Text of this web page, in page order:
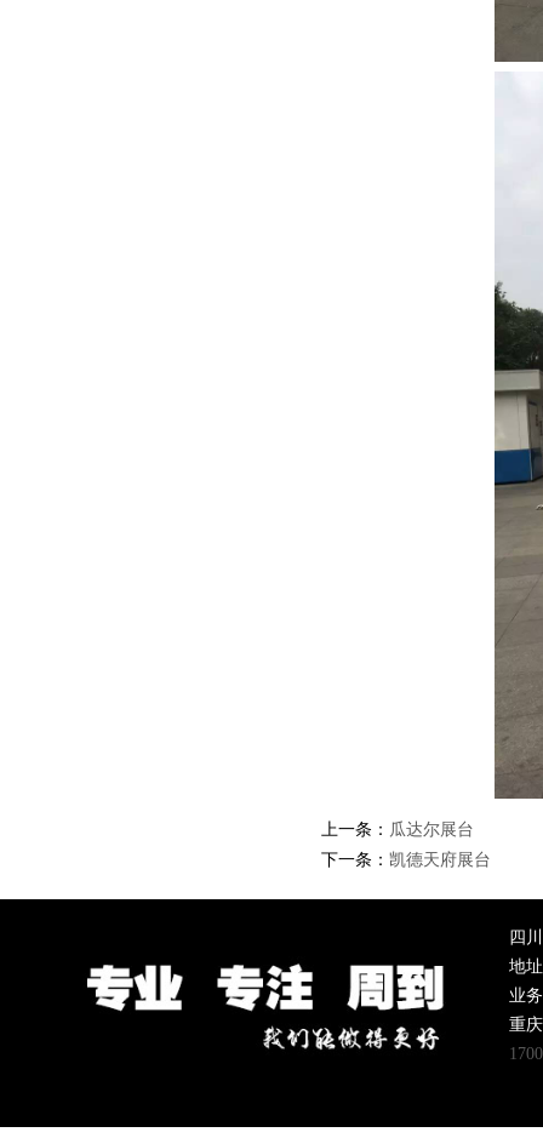
上一条： 瓜达尔展台
下一条： 凯德天府展台
四
地
业
重